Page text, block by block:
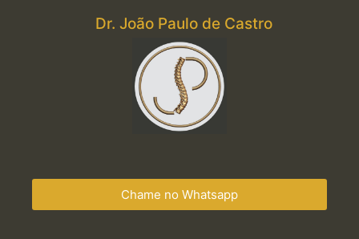
Dr. João Paulo de Castro
Chame no Whatsapp